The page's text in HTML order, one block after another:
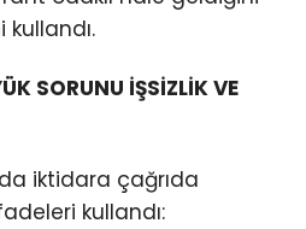
SORUNU İŞSİZLİK VE
iktidara çağrıda
kullandı: